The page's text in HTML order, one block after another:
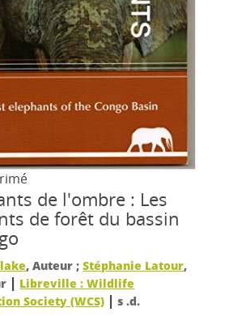
de l'ombre : Les
de forêt du bassin
, Auteur ;Stéphanie Latour,
| Libreville : Wildlife
Society (WCS) |s .d.